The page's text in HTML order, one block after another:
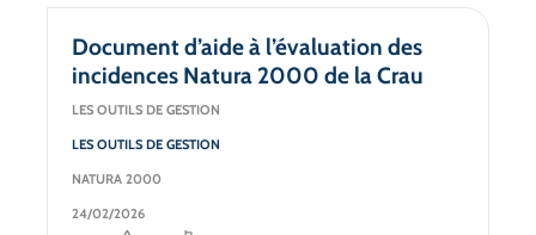
Document d’aide à l’évaluation des
incidences Natura 2000 de la Crau
LES OUTILS DE GESTION
LES OUTILS DE GESTION
NATURA 2000
24/02/2026